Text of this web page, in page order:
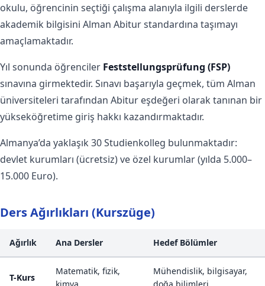
okulu, öğrencinin seçtiği çalışma alanıyla ilgili derslerde
akademik bilgisini Alman Abitur standardına taşımayı
amaçlamaktadır.
Yıl sonunda öğrenciler Feststellungsprüfung (FSP)
sınavına girmektedir. Sınavı başarıyla geçmek, tüm Alman
üniversiteleri tarafından Abitur eşdeğeri olarak tanınan bir
yükseköğretime giriş hakkı kazandırmaktadır.
Almanya’da yaklaşık 30 Studienkolleg bulunmaktadır:
devlet kurumları (ücretsiz) ve özel kurumlar (yılda 5.000–
15.000 Euro).
Ders Ağırlıkları (Kurszüge)
Ağırlık Ana Dersler Hedef Bölümler
T-Kurs
Matematik, fizik,
Mühendislik, bilgisayar,